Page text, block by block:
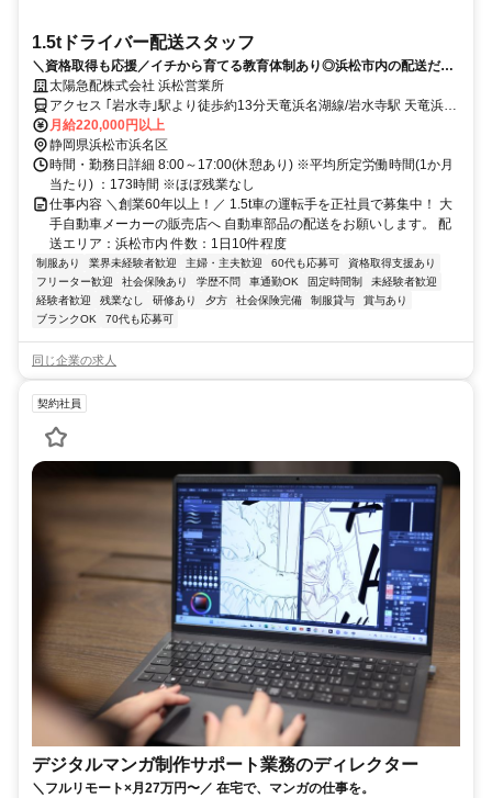
1.5tドライバー配送スタッフ
＼資格取得も応援／イチから育てる教育体制あり◎浜松市内の配送だか
ら安心♪夕方帰宅OKでプライベート充実
太陽急配株式会社 浜松営業所
アクセス ｢岩水寺｣駅より徒歩約13分天竜浜名湖線/岩水寺駅 天竜浜名
湖線/宮口駅
月給220,000円以上
静岡県浜松市浜名区
時間・勤務日詳細 8:00～17:00(休憩あり) ※平均所定労働時間(1か月
当たり) ：173時間 ※ほぼ残業なし
仕事内容 ＼創業60年以上！／ 1.5t車の運転手を正社員で募集中！ 大
手自動車メーカーの販売店へ 自動車部品の配送をお願いします。 配
送エリア：浜松市内 件数：1日10件程度
制服あり 業界未経験者歓迎 主婦・主夫歓迎 60代も応募可
資格取得支援あり
フリーター歓迎
社会保険あり 学歴不問 車通勤OK 固定時間制
未経験者歓迎
経験者歓迎
残業なし 研修あり 夕方 社会保険完備 制服貸与
賞与あり
ブランクOK
70代も応募可
同じ企業の求人
契約社員
デジタルマンガ制作サポート業務のディレクター
＼フルリモート×月27万円〜／ 在宅で、マンガの仕事を。